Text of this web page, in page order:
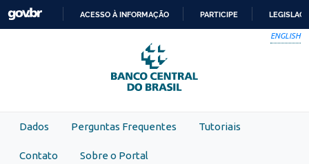
Skip to main content
PARA
O
CONTEÚDO
ACESSO À INFORMAÇÃO PARTICIPE
ENGLISH
Dados Perguntas Frequentes Tutoriais
Contato Sobre o Portal